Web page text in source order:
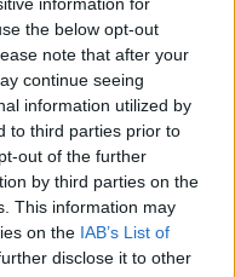
the below opt-out
note that after your
continue seeing
information utilized by
to third parties prior to
out of the further
by third parties on the
This information may
on the IAB’s List of
disclose it to other
kiválóan tűri a meleget